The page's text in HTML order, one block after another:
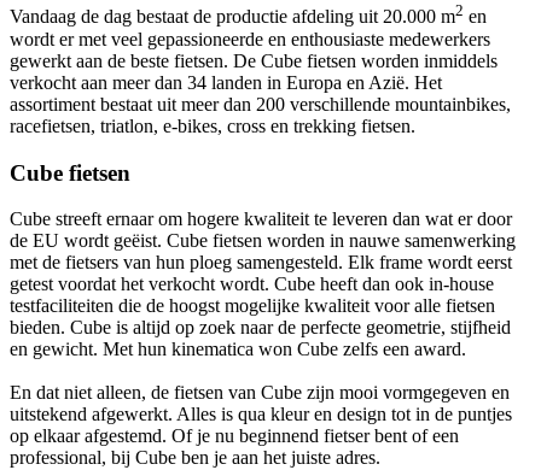
Vandaag de dag bestaat de productie afdeling uit 20.000 m2 en
wordt er met veel gepassioneerde en enthousiaste medewerkers
gewerkt aan de beste fietsen. De Cube fietsen worden inmiddels
verkocht aan meer dan 34 landen in Europa en Azië. Het
assortiment bestaat uit meer dan 200 verschillende mountainbikes,
racefietsen, triatlon, e-bikes, cross en trekking fietsen.
Cube fietsen
Cube streeft ernaar om hogere kwaliteit te leveren dan wat er door
de EU wordt geëist. Cube fietsen worden in nauwe samenwerking
met de fietsers van hun ploeg samengesteld. Elk frame wordt eerst
getest voordat het verkocht wordt. Cube heeft dan ook in-house
testfaciliteiten die de hoogst mogelijke kwaliteit voor alle fietsen
bieden. Cube is altijd op zoek naar de perfecte geometrie, stijfheid
en gewicht. Met hun kinematica won Cube zelfs een award.
En dat niet alleen, de fietsen van Cube zijn mooi vormgegeven en
uitstekend afgewerkt. Alles is qua kleur en design tot in de puntjes
op elkaar afgestemd. Of je nu beginnend fietser bent of een
professional, bij Cube ben je aan het juiste adres.